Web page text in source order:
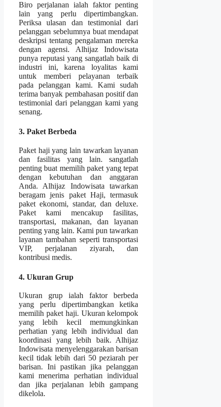
Biro perjalanan ialah faktor penting
lain yang perlu dipertimbangkan.
Periksa ulasan dan testimonial dari
pelanggan sebelumnya buat mendapat
deskripsi tentang pengalaman mereka
dengan agensi. Alhijaz Indowisata
punya reputasi yang sangatlah baik di
industri ini, karena loyalitas kami
untuk memberi pelayanan terbaik
pada pelanggan kami. Kami sudah
terima banyak pembahasan positif dan
testimonial dari pelanggan kami yang
senang.
3. Paket Berbeda
Paket haji yang lain tawarkan layanan
dan fasilitas yang lain. sangatlah
penting buat memilih paket yang tepat
dengan kebutuhan dan anggaran
Anda. Alhijaz Indowisata tawarkan
beragam jenis paket Haji, termasuk
paket ekonomi, standar, dan deluxe.
Paket kami mencakup fasilitas,
transportasi, makanan, dan layanan
penting yang lain. Kami pun tawarkan
layanan tambahan seperti transportasi
VIP, perjalanan ziyarah, dan
kontribusi medis.
4. Ukuran Grup
Ukuran grup ialah faktor berbeda
yang perlu dipertimbangkan ketika
memilih paket haji. Ukuran kelompok
yang lebih kecil memungkinkan
perhatian yang lebih individual dan
koordinasi yang lebih baik. Alhijaz
Indowisata menyelenggarakan barisan
kecil tidak lebih dari 50 peziarah per
barisan. Ini pastikan jika pelanggan
kami menerima perhatian individual
dan jika perjalanan lebih gampang
dikelola.